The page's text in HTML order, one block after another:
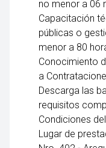
no menor a 06
Capacitación
públicas o
menor a 80
Conocimiento
a
Descarga las
requisitos
Condiciones
Lugar de